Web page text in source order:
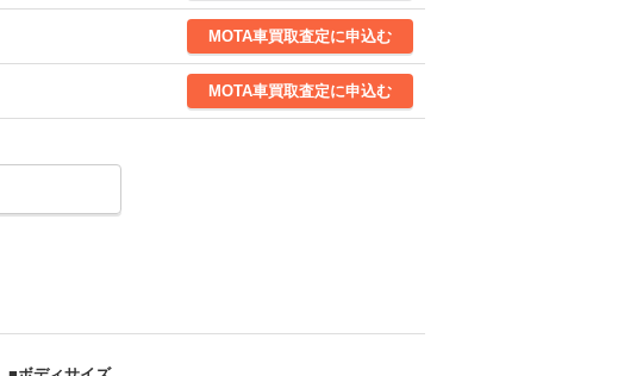
MOTA車買取査定に申込む
MOTA車買取査定に申込む